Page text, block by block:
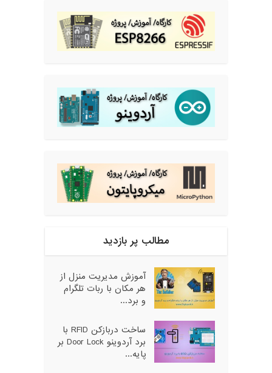
مطالب پر بازدید
آموزش مدیریت منزل از
هر مکان با ربات تلگرام
و برد...
ساخت دربازکن RFID با
برد آردوینو Door Lock بر
پایه...